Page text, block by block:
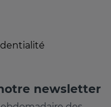
newsletter